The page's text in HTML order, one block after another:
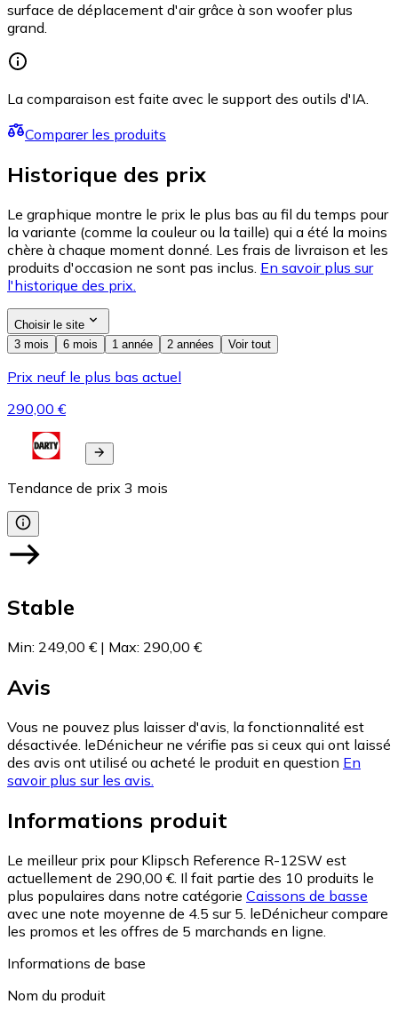
surface de déplacement d'air grâce à son woofer plus
grand.
La comparaison est faite avec le support des outils d'IA.
Comparer les produits
Historique des prix
Le graphique montre le prix le plus bas au fil du temps pour
la variante (comme la couleur ou la taille) qui a été la moins
chère à chaque moment donné. Les frais de livraison et les
produits d'occasion ne sont pas inclus. En savoir plus sur
l'historique des prix.
Choisir le site
3 mois
6 mois 1 année 2 années Voir tout
Prix neuf le plus bas actuel
290,00 €
Tendance de prix 3 mois
Stable
Min: 249,00 € | Max: 290,00 €
Avis
Vous ne pouvez plus laisser d'avis, la fonctionnalité est
désactivée. leDénicheur ne vérifie pas si ceux qui ont laissé
des avis ont utilisé ou acheté le produit en question En
savoir plus sur les avis.
Informations produit
Le meilleur prix pour Klipsch Reference R-12SW est
actuellement de 290,00 €. Il fait partie des 10 produits le
plus populaires dans notre catégorie Caissons de basse
avec une note moyenne de 4.5 sur 5. leDénicheur compare
les promos et les offres de 5 marchands en ligne.
Informations de base
Nom du produit